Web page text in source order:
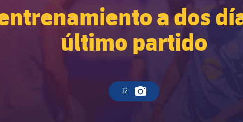
a dos
último partido
12
Icono de cámara